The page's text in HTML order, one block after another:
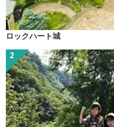
ロックハート城